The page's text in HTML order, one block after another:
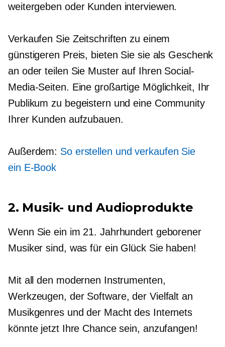
weitergeben oder Kunden interviewen.
Verkaufen Sie Zeitschriften zu einem
günstigeren Preis, bieten Sie sie als Geschenk
an oder teilen Sie Muster auf Ihren Social-
Media-Seiten. Eine großartige Möglichkeit, Ihr
Publikum zu begeistern und eine Community
Ihrer Kunden aufzubauen.
Außerdem: So erstellen und verkaufen Sie
ein E-Book
2. Musik- und Audioprodukte
Wenn Sie ein im 21. Jahrhundert geborener
Musiker sind, was für ein Glück Sie haben!
Mit all den modernen Instrumenten,
Werkzeugen, der Software, der Vielfalt an
Musikgenres und der Macht des Internets
könnte jetzt Ihre Chance sein, anzufangen!